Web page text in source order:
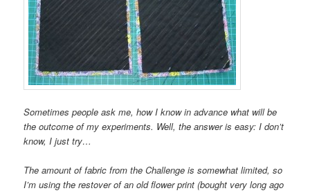
Sometimes people ask me, how I know in advance what will be
the outcome of my experiments. Well, the answer is easy: I don’t
know, I just try…
The amount of fabric from the Challenge is somewhat limited, so
I’m using the restover of an old flower print (bought very long ago